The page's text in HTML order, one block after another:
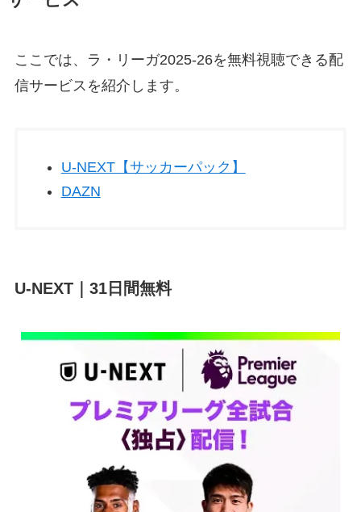
ここでは、ラ・リーガ2025-26を無料視聴できる配
信サービスを紹介します。
U-NEXT【サッカーパック】
DAZN
U-NEXT｜31日間無料